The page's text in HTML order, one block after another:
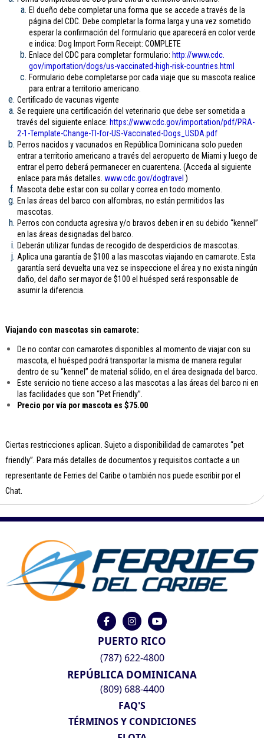
El dueño debe completar una forma que se accede a través de la
página del CDC. Debe completar la forma larga y una vez sometido
esperar la confirmación del formulario que aparecerá en color verde
e indica: Dog Import Form Receipt: COMPLETE
Enlace del CDC para completar formulario: http://www.cdc.
gov/importation/dogs/us-vaccinated-high-risk-countries.html
Formulario debe completarse por cada viaje que su mascota realice
para entrar a territorio americano.
Certificado de vacunas vigente
Se requiere una certificación del veterinario que debe ser sometida a
través del siguiente enlace: https://www.cdc.gov/importation/pdf/PRA-
2-1-Template-Change-TI-for-US-Vaccinated-Dogs_USDA.pdf
Perros nacidos y vacunados en República Dominicana solo pueden
entrar a territorio americano a través del aeropuerto de Miami y luego de
entrar el perro deberá permanecer en cuarentena. (Acceda al siguiente
enlace para más detalles. www.cdc.gov/dogtravel )
Mascota debe estar con su collar y correa en todo momento.
En las áreas del barco con alfombras, no están permitidos las
mascotas.
Perros con conducta agresiva y/o bravos deben ir en su debido “kennel”
en las áreas designadas del barco.
Deberán utilizar fundas de recogido de desperdicios de mascotas.
Aplica una garantía de $100 a las mascotas viajando en camarote. Esta
garantía será devuelta una vez se inspeccione el área y no exista ningún
daño, del daño ser mayor de $100 el huésped será responsable de
asumir la diferencia.
Viajando con mascotas sin camarote:
De no contar con camarotes disponibles al momento de viajar con su
mascota, el huésped podrá transportar la misma de manera regular
dentro de su “kennel” de material sólido, en el área designada del barco.
Este servicio no tiene acceso a las mascotas a las áreas del barco ni en
las facilidades que son “Pet Friendly”.
Precio por vía por mascota es $75.00
Ciertas restricciones aplican. Sujeto a disponibilidad de camarotes “pet
friendly”. Para más detalles de documentos y requisitos contacte a un
representante de Ferries del Caribe o también nos puede escribir por el
Chat.
PUERTO RICO
(787) 622-4800
REPÚBLICA DOMINICANA
(809) 688-4400
FAQ'S
TÉRMINOS Y CONDICIONES